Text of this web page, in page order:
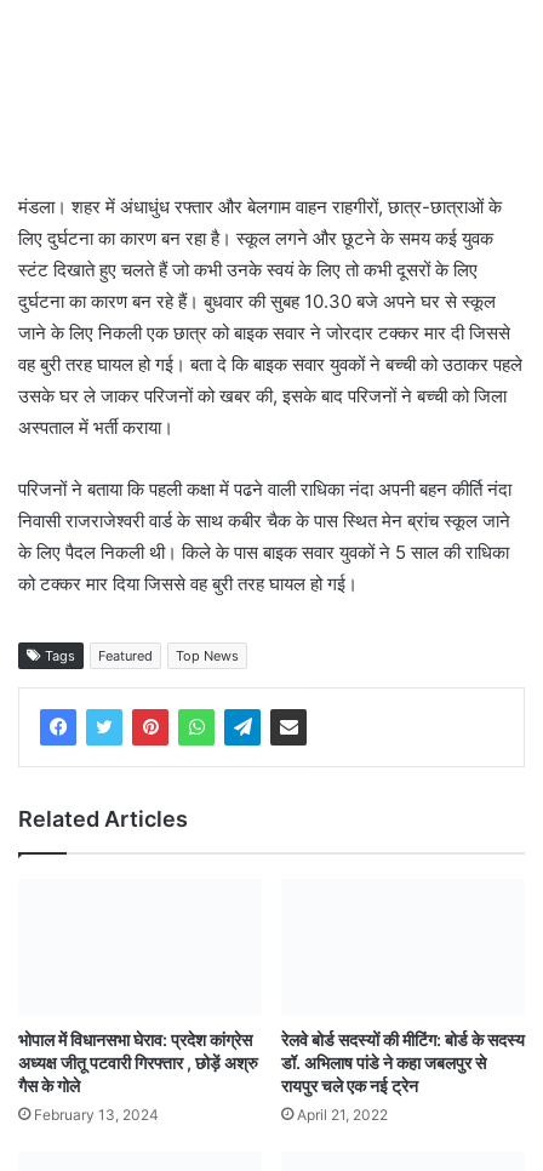
मंडला। शहर में अंधाधुंध रफ्तार और बेलगाम वाहन राहगीरों, छात्र-छात्राओं के
लिए दुर्घटना का कारण बन रहा है। स्कूल लगने और छूटने के समय कई युवक
स्टंट दिखाते हुए चलते हैं जो कभी उनके स्वयं के लिए तो कभी दूसरों के लिए
दुर्घटना का कारण बन रहे हैं। बुधवार की सुबह 10.30 बजे अपने घर से स्कूल
जाने के लिए निकली एक छात्र को बाइक सवार ने जोरदार टक्कर मार दी जिससे
वह बुरी तरह घायल हो गई। बता दे कि बाइक सवार युवकों ने बच्ची को उठाकर पहले
उसके घर ले जाकर परिजनों को खबर की, इसके बाद परिजनों ने बच्ची को जिला
अस्पताल में भर्ती कराया।
परिजनों ने बताया कि पहली कक्षा में पढने वाली राधिका नंदा अपनी बहन कीर्ति नंदा
निवासी राजराजेश्वरी वार्ड के साथ कबीर चैक के पास स्थित मेन ब्रांच स्कूल जाने
के लिए पैदल निकली थी। किले के पास बाइक सवार युवकों ने 5 साल की राधिका
को टक्कर मार दिया जिससे वह बुरी तरह घायल हो गई।
Tags Featured Top News
Related Articles
भोपाल में विधानसभा घेराव: प्रदेश कांग्रेस
अध्यक्ष जीतू पटवारी गिरफ्तार , छोड़ें अश्रु
गैस के गोले
February 13, 2024
रेलवे बोर्ड सदस्यों की मीटिंग: बोर्ड के सदस्य
डॉ. अभिलाष पांडे ने कहा जबलपुर से
रायपुर चले एक नई ट्रेन
April 21, 2022